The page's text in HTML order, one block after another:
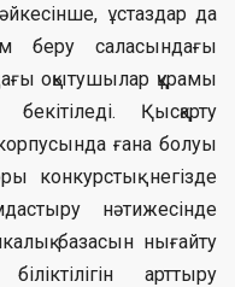
ұстаздар да
беру саласындағы
оқытушылар құрамы
Қысқарту
ғана болуы
конкурстық негізде
нәтижесінде
базасын нығайту
арттыру